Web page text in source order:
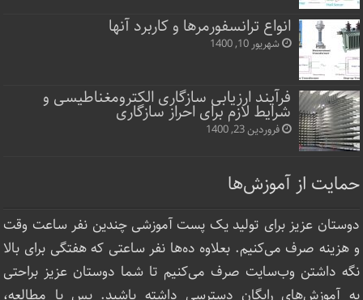
انواع ترانسفورمرها و کاربرد آنها
شهریور 10, 1400
فرآیند ارزیابی سازگاری الکترومغناطیسی و
شرایط لازم برای احراز سازگاری
فروردین 23, 1400
حمایت از آموزش‌ها
دوستان عزیز برای تولید یک پست آموزشی چندین نفر ساعت‌ وقت
و هزینه صرف می‌کنیم. بعلاوه ده‌ها نفر ساعتی که هفتگی برای بالا
نگه داشتن وب‌سایت صرف ‌می‌کنیم تا شما دوستان عزیز براحتی
به آموزش‌های رایگان دسترسی داشته باشید. پس با مطالعه،